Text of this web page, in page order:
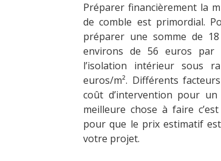
Préparer financièrement la
de comble est primordial.
préparer une somme de
environs de 56 euros par
l’isolation intérieur sous
euros/m². Différents
coût d’intervention pour
meilleure chose à faire
pour que le prix estimatif
votre projet.